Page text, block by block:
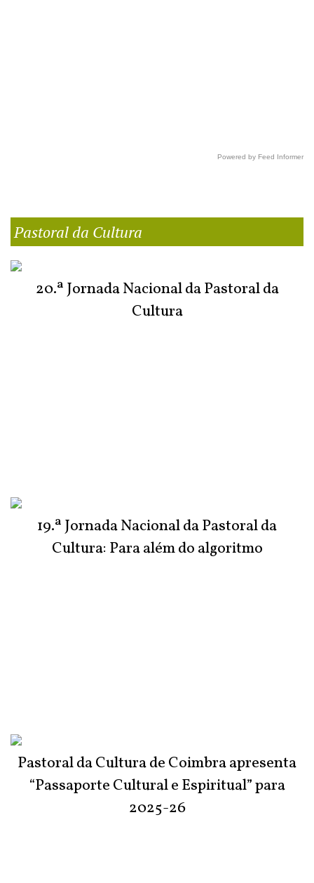
Powered by Feed Informer
Pastoral da Cultura
20.ª Jornada Nacional da Pastoral da
Cultura
19.ª Jornada Nacional da Pastoral da
Cultura: Para além do algoritmo
Pastoral da Cultura de Coimbra apresenta
“Passaporte Cultural e Espiritual” para
2025-26